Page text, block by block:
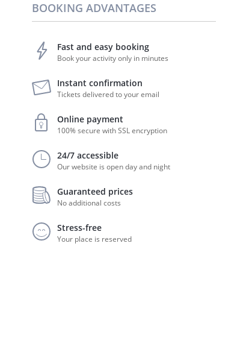
BOOKING ADVANTAGES
Fast and easy booking
Book your activity only in minutes
Instant confirmation
Tickets delivered to your email
Online payment
100% secure with SSL encryption
24/7 accessible
Our website is open day and night
Guaranteed prices
No additional costs
Stress-free
Your place is reserved